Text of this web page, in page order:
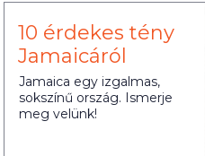
10 érdekes tény
Jamaicáról
Jamaica egy izgalmas,
sokszínű ország. Ismerje
meg velünk!